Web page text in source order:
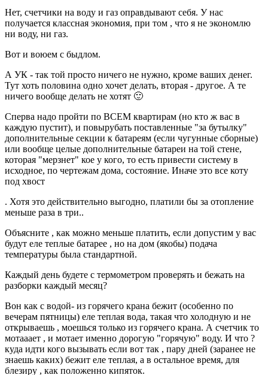
Нет, счетчики на воду и газ оправдывают себя. У нас
получается классная экономия, при том , что я не экономлю
ни воду, ни газ.
Вот и воюем с быдлом.
А УК - так той просто ничего не нужно, кроме ваших денег.
Тут хоть половина одно хочет делать, вторая - другое. А те
ничего вообще делать не хотят 🙂
Сперва надо пройти по ВСЕМ квартирам (но кто ж вас в
каждую пустит), и повырубать поставленные "за бутылку"
дополнительные секции к батареям (если чугунные сборные)
или вообще целые дополнительные батареи на той стене,
которая "мерзнет" кое у кого, то есть привести систему в
исходное, по чертежам дома, состояние. Иначе это все коту
под хвост
. Хотя это действительно выгодно, платили бы за отопление
меньше раза в три..
Объясните , как можно меньше платить, если допустим у вас
будут еле теплые батарее , но на дом (якобы) подача
температуры была стандартной.
Каждый день будете с термометром проверять и бежать на
разборки каждый месяц?
Вон как с водой- из горячего крана бежит (особенно по
вечерам пятницы) еле теплая вода, такая что холодную и не
открываешь , моешься только из горячего крана. А счетчик то
мотааает , и мотает именно дорогую "горячую" воду. И что ?
куда идти кого вызывать если вот так , пару дней (заранее не
знаешь каких) бежит еле теплая, а в остальное время, для
блезиру , как положенно кипяток.